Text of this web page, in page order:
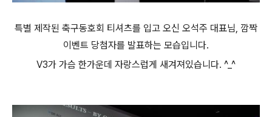
특별 제작된 축구동호회 티셔츠를 입고 오신 오석주 대표님, 깜짝
이벤트 당첨자를 발표하는 모습입니다.
V3가 가슴 한가운데 자랑스럽게 새겨져있습니다. ^_^